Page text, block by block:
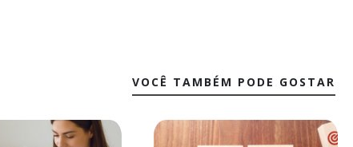
VOCÊ TAMBÉM PODE GOSTAR